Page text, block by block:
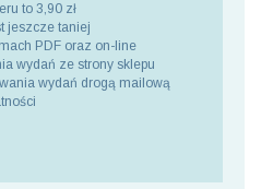
to 3,90 zł
jeszcze taniej
PDF oraz on-line
wydań ze strony sklepu
wydań drogą mailową